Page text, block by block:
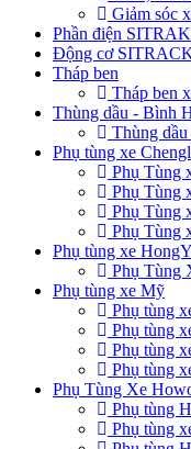
Giảm sóc
Phần điện
Động cơ
Tháp ben
Tháp ben
Thùng dầu - Bình
Thùng
Phụ tùng xe
Phụ Tùng
Phụ Tùng
Phụ Tùng
Phụ Tùng
Phụ tùng xe
Phụ Tùng
Phụ tùng xe Mỹ
Phụ tùng
Phụ tùng
Phụ tùng
Phụ tùng
Phụ Tùng Xe
Phụ tùng
Phụ tùng